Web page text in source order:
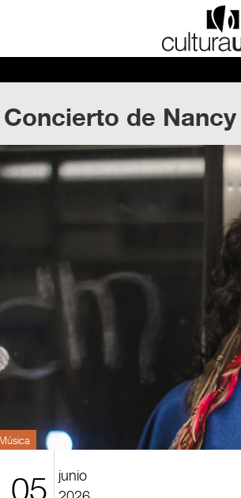
Concierto de
Música
05
junio